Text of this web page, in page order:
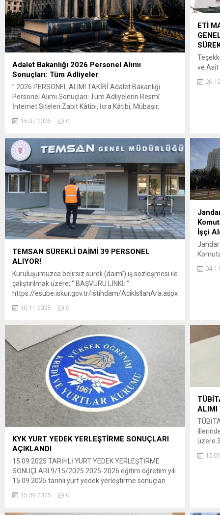
Adalet Bakanlığı 2026 Personel Alımı
Sonuçları: Tüm Adliyeler
” 2026 PERSONEL ALIMI TAKİBİ Adalet Bakanlığı
Personel Alımı Sonuçları: Tüm Adliyelerin Resmî
İnternet Siteleri Zabıt Kâtibi, İcra Kâtibi, Mübaşir,
ve Hizmetli alımlarına ilişkin duyuru ve sonuçları takip
internet sitelerini tek sayfada topladık. Başvuru
yaptığınız veya sonucunu...
15.07.2026 0
ETİ
ve Asit
Emet
üzere
için
izinler
işçinin,
TEMSAN SÜREKLİ DAİMİ 39 PERSONEL
ALIYOR!
Kuruluşumuzca belirsiz süreli (daimî) iş sözleşmesi ile
çalıştırılmak üzere; ” BAŞVURU LİNKİ: ”
https://esube.iskur.gov.tr/istihdam/AcikIsIlanAra.aspx
10.11.2025 0
İşçi
KYK YURT YEDEK YERLEŞTİRME SONUÇLARI
AÇIKLANDI
15.09.2025 TARİHLİ YURT YEDEK YERLEŞTİRME
SONUÇLARI 9/15/2025 2025-2026 eğitim öğretim yılı
15.09.2025 tarihli yurt yedek yerleştirme sonuçları
15.09.2025 0
ALIMI
üzere